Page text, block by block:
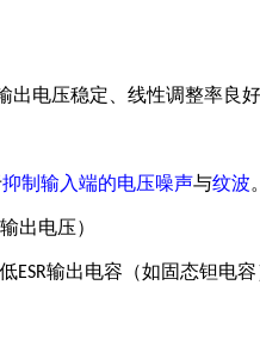
出电压稳定、线性调整率良好
抑制输入端的电压噪声与纹波。
出电压）
ESR输出电容（如固态钽电容